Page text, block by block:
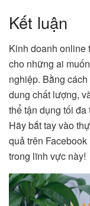
Kết luận
Kinh doanh online
cho những ai
nghiệp. Bằng
dung chất lượng,
thể tận dụng tối
Hãy bắt tay vào
quả trên
trong lĩnh vực này!